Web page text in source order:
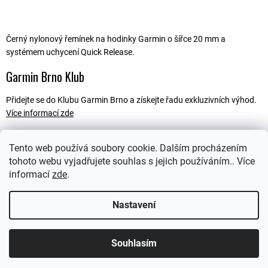
Tento web používá soubory cookie. Dalším procházením
tohoto webu vyjadřujete souhlas s jejich používáním.. Více
informací zde.
Nastavení
Souhlasím
Černý nylonový řemínek na hodinky Garmin o šířce 20 mm a
systémem uchycení Quick Release.
Garmin Brno Klub
Přidejte se do Klubu Garmin Brno a získejte řadu exkluzivních výhod.
Více informací zde
Popis